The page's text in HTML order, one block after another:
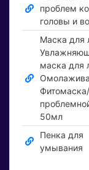
проблем
головы и
Маска для
маска для
50мл
Пенка для
умывания